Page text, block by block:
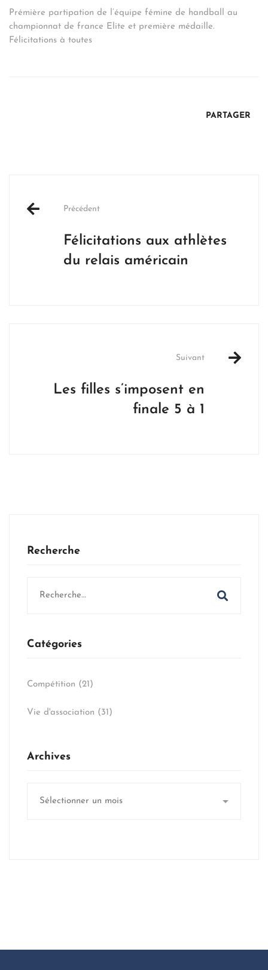
Prémière partipation de l’équipe fémine de handball au
championnat de france Elite et première médaille.
Félicitations à toutes
PARTAGER
navigation
Précédent
Félicitations aux athlètes
du relais américain
Suivant
Les filles s’imposent en
finale 5 à 1
Recherche
Catégories
Compétition (21)
Vie d'association (31)
Archives